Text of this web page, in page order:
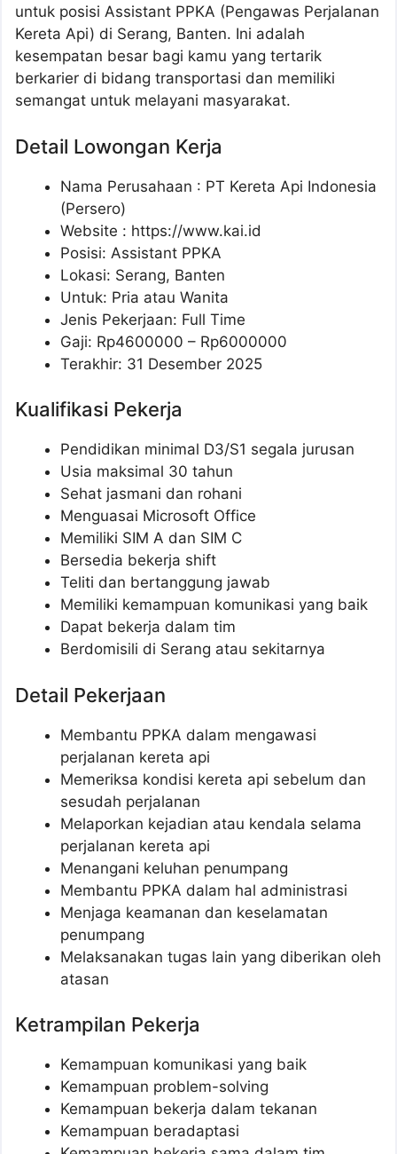
untuk posisi Assistant PPKA (Pengawas Perjalanan
Kereta Api) di Serang, Banten. Ini adalah
kesempatan besar bagi kamu yang tertarik
berkarier di bidang transportasi dan memiliki
semangat untuk melayani masyarakat.
Detail Lowongan Kerja
Nama Perusahaan : PT Kereta Api Indonesia
(Persero)
Website : https://www.kai.id
Posisi: Assistant PPKA
Lokasi: Serang, Banten
Untuk: Pria atau Wanita
Jenis Pekerjaan: Full Time
Gaji: Rp4600000 – Rp6000000
Terakhir: 31 Desember 2025
Kualifikasi Pekerja
Pendidikan minimal D3/S1 segala jurusan
Usia maksimal 30 tahun
Sehat jasmani dan rohani
Menguasai Microsoft Office
Memiliki SIM A dan SIM C
Bersedia bekerja shift
Teliti dan bertanggung jawab
Memiliki kemampuan komunikasi yang baik
Dapat bekerja dalam tim
Berdomisili di Serang atau sekitarnya
Detail Pekerjaan
Membantu PPKA dalam mengawasi
perjalanan kereta api
Memeriksa kondisi kereta api sebelum dan
sesudah perjalanan
Melaporkan kejadian atau kendala selama
perjalanan kereta api
Menangani keluhan penumpang
Membantu PPKA dalam hal administrasi
Menjaga keamanan dan keselamatan
penumpang
Melaksanakan tugas lain yang diberikan oleh
atasan
Ketrampilan Pekerja
Kemampuan komunikasi yang baik
Kemampuan problem-solving
Kemampuan bekerja dalam tekanan
Kemampuan beradaptasi